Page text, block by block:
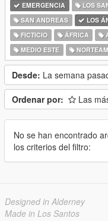
EMERGENCIA LOS
SAN ANDREAS
LOS
FICTICIO
ÁFRICA
MEDIO ESTE
Desde: La semana
Ordenar por: Las
No se han encontrado
los criterios del filtro:
Designed in Alderney
Made in Los Santos